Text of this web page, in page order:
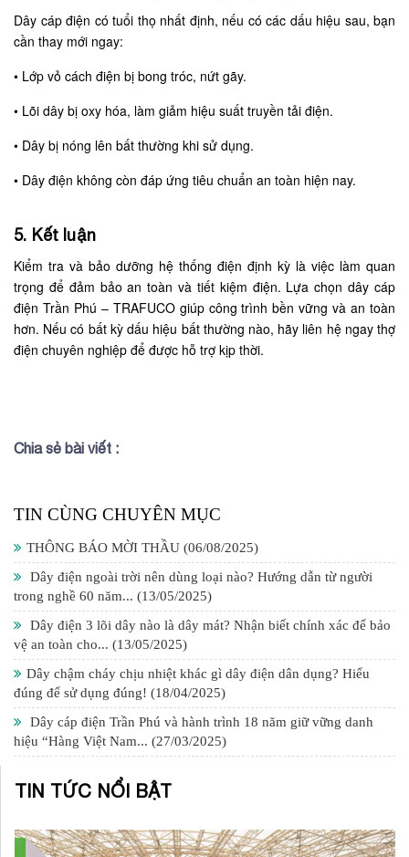
Dây cáp điện có tuổi thọ nhất định, nếu có các dấu hiệu sau, bạn
cần thay mới ngay:
• Lớp vỏ cách điện bị bong tróc, nứt gãy.
• Lõi dây bị oxy hóa, làm giảm hiệu suất truyền tải điện.
• Dây bị nóng lên bất thường khi sử dụng.
• Dây điện không còn đáp ứng tiêu chuẩn an toàn hiện nay.
5. Kết luận
Kiểm tra và bảo dưỡng hệ thống điện định kỳ là việc làm quan
trọng để đảm bảo an toàn và tiết kiệm điện. Lựa chọn dây cáp
điện Trần Phú – TRAFUCO giúp công trình bền vững và an toàn
hơn. Nếu có bất kỳ dấu hiệu bất thường nào, hãy liên hệ ngay thợ
điện chuyên nghiệp để được hỗ trợ kịp thời.
Chia sẻ bài viết :
TIN CÙNG CHUYÊN MỤC
THÔNG BÁO MỜI THẦU (06/08/2025)
Dây điện ngoài trời nên dùng loại nào? Hướng dẫn từ người
trong nghề 60 năm... (13/05/2025)
Dây điện 3 lõi dây nào là dây mát? Nhận biết chính xác để bảo
vệ an toàn cho... (13/05/2025)
Dây chậm cháy chịu nhiệt khác gì dây điện dân dụng? Hiểu
đúng để sử dụng đúng! (18/04/2025)
Dây cáp điện Trần Phú và hành trình 18 năm giữ vững danh
hiệu “Hàng Việt Nam... (27/03/2025)
TIN TỨC NỔI BẬT